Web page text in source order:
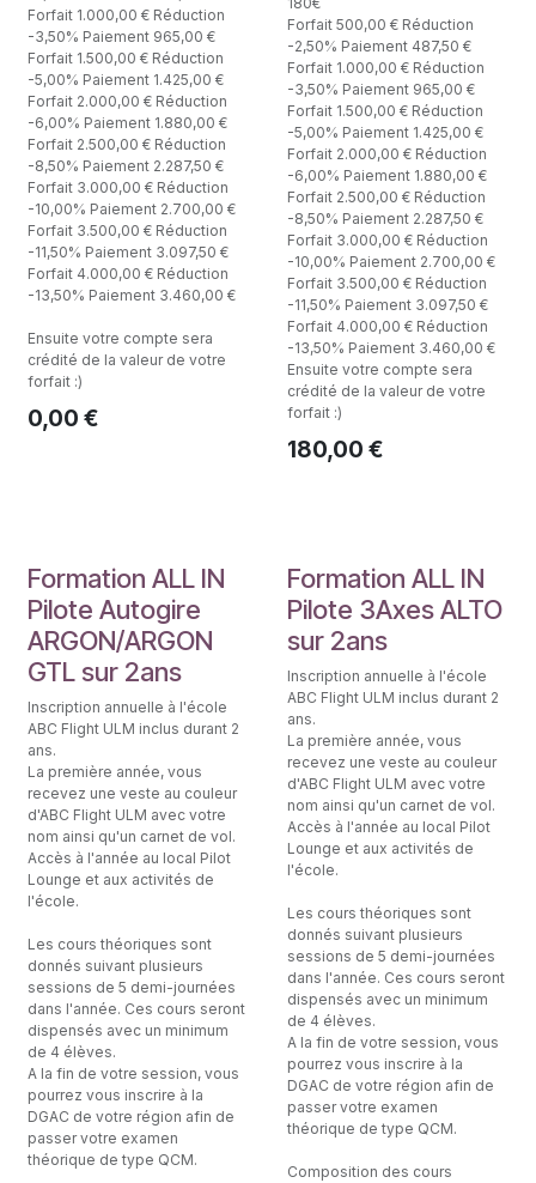
Forfait 1.000,00 € Réduction
-3,50% Paiement 965,00 €
Forfait 1.500,00 € Réduction
-5,00% Paiement 1.425,00 €
Forfait 2.000,00 € Réduction
-6,00% Paiement 1.880,00 €
Forfait 2.500,00 € Réduction
-8,50% Paiement 2.287,50 €
Forfait 3.000,00 € Réduction
-10,00% Paiement 2.700,00 €
Forfait 3.500,00 € Réduction
-11,50% Paiement 3.097,50 €
Forfait 4.000,00 € Réduction
-13,50% Paiement 3.460,00 €
Ensuite votre compte sera
crédité de la valeur de votre
forfait :)
0,00 €
Forfait 500,00 € Réduction
-2,50% Paiement 487,50 €
Forfait 1.000,00 € Réduction
-3,50% Paiement 965,00 €
Forfait 1.500,00 € Réduction
-5,00% Paiement 1.425,00 €
Forfait 2.000,00 € Réduction
-6,00% Paiement 1.880,00 €
Forfait 2.500,00 € Réduction
-8,50% Paiement 2.287,50 €
Forfait 3.000,00 € Réduction
-10,00% Paiement 2.700,00 €
Forfait 3.500,00 € Réduction
-11,50% Paiement 3.097,50 €
Forfait 4.000,00 € Réduction
-13,50% Paiement 3.460,00 €
Ensuite votre compte sera
crédité de la valeur de votre
forfait :)
180,00 €
Formation ALL IN
Pilote Autogire
ARGON/ARGON
GTL sur 2ans
Inscription annuelle à l'école
ABC Flight ULM inclus durant 2
ans.
La première année, vous
recevez une veste au couleur
d'ABC Flight ULM avec votre
nom ainsi qu'un carnet de vol.
Accès à l'année au local Pilot
Lounge et aux activités de
l'école.
Les cours théoriques sont
donnés suivant plusieurs
sessions de 5 demi-journées
dans l'année. Ces cours seront
dispensés avec un minimum
de 4 élèves.
A la fin de votre session, vous
pourrez vous inscrire à la
DGAC de votre région afin de
passer votre examen
théorique de type QCM.
Formation ALL IN
Pilote 3Axes ALTO
sur 2ans
Inscription annuelle à l'école
ABC Flight ULM inclus durant 2
ans.
La première année, vous
recevez une veste au couleur
d'ABC Flight ULM avec votre
nom ainsi qu'un carnet de vol.
Accès à l'année au local Pilot
Lounge et aux activités de
l'école.
Les cours théoriques sont
donnés suivant plusieurs
sessions de 5 demi-journées
dans l'année. Ces cours seront
dispensés avec un minimum
de 4 élèves.
A la fin de votre session, vous
pourrez vous inscrire à la
DGAC de votre région afin de
passer votre examen
théorique de type QCM.
Composition des cours